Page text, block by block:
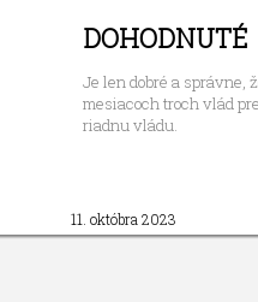
DOHODNUTÉ
Je len dobré a správne,
mesiacoch troch vlád
riadnu vládu.
11. októbra 2023